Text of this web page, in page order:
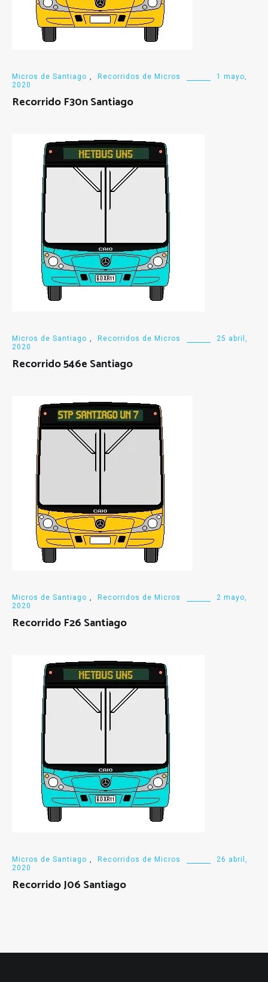
Micros de Santiago Recorridos de Micros
1 mayo,
2020
Recorrido F30n Santiago
Micros de Santiago Recorridos de Micros
25 abril,
2020
Recorrido 546e Santiago
Micros de Santiago Recorridos de Micros
2 mayo,
2020
Recorrido F26 Santiago
Micros de Santiago Recorridos de Micros
26 abril,
2020
Recorrido J06 Santiago